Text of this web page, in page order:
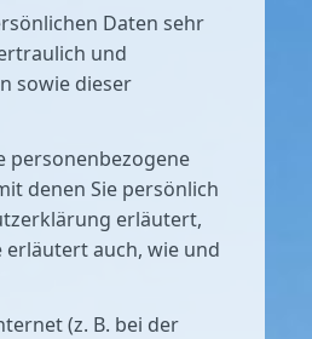
Daten sehr
und
sowie dieser
personenbezogene
denen Sie persönlich
erläutert,
auch, wie und
(z. B. bei der